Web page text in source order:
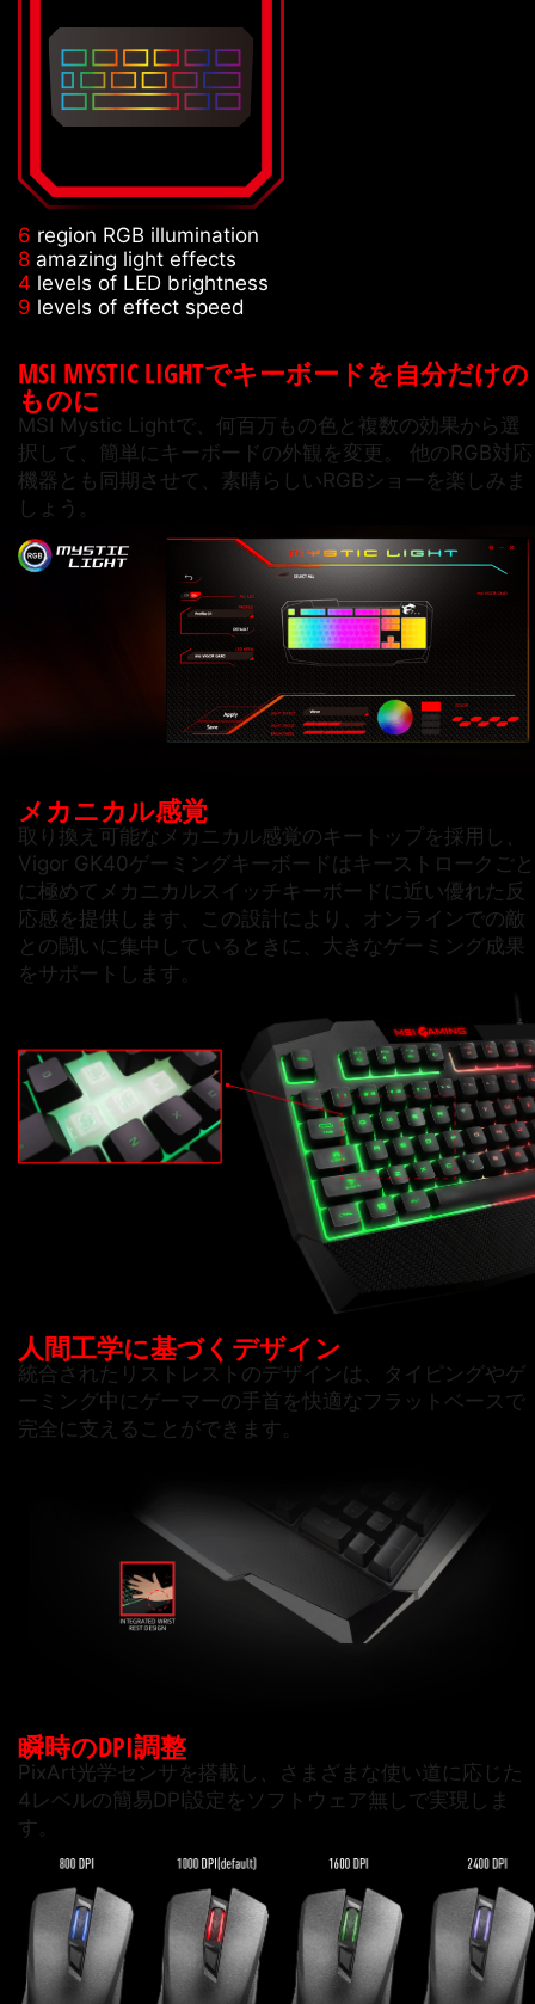
6 region RGB illumination
8 amazing light effects
4 levels of LED brightness
9 levels of effect speed
MSI MYSTIC LIGHTでキーボードを自分だけの
ものに
MSI Mystic Lightで、何百万もの色と複数の効果から選
択して、簡単にキーボードの外観を変更。 他のRGB対応
機器とも同期させて、素晴らしいRGBショーを楽しみま
しょう。
メカニカル感覚
取り換え可能なメカニカル感覚のキートップを採用し、
Vigor GK40ゲーミングキーボードはキーストロークごと
に極めてメカニカルスイッチキーボードに近い優れた反
応感を提供します、この設計により、オンラインでの敵
との闘いに集中しているときに、大きなゲーミング成果
をサポートします。
人間工学に基づくデザイン
統合されたリストレストのデザインは、タイピングやゲ
ーミング中にゲーマーの手首を快適なフラットベースで
完全に支えることができます。
瞬時のDPI調整
PixArt光学センサを搭載し、さまざまな使い道に応じた
4レベルの簡易DPI設定をソフトウェア無しで実現しま
す。